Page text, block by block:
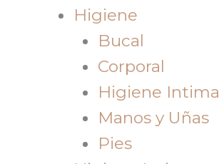
Higiene
Bucal
Corporal
Higiene Intima
Manos y Uñas
Pies